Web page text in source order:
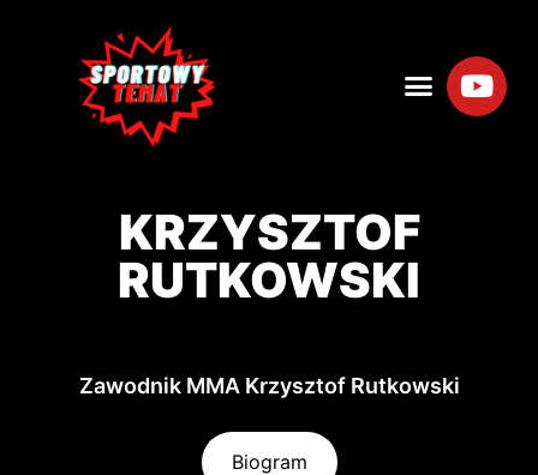
KRZYSZTOF
RUTKOWSKI
Zawodnik MMA Krzysztof Rutkowski
Biogram